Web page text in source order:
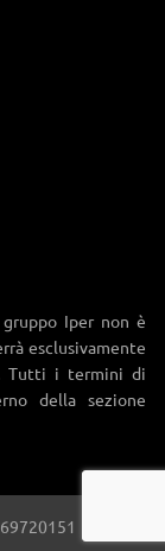
Iper non è
esclusivamente
Tutti i termini di
della sezione